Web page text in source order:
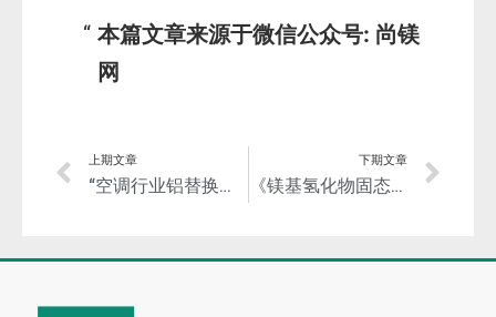
本篇文章来源于微信公众号: 尚镁
网
上期文章
“空调行业铝替换铜方案研讨会”召开：铝替换铜则是业内呼声最高的解决方案！
下期文章
《镁基氢化物固态储氢系统技术要求》团体标准启动会召开